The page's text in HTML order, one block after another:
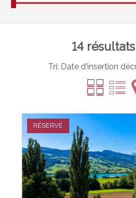
14 résultats
Tri: Date d'insertion
RÉSERVÉ